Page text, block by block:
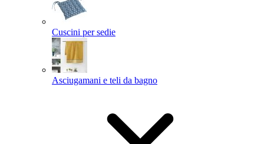
Cuscini per sedie
Asciugamani e teli da bagno